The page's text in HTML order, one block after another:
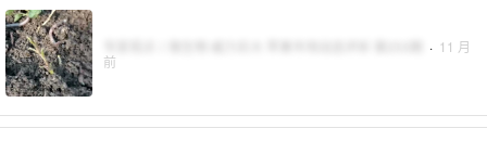
· 11 月
前